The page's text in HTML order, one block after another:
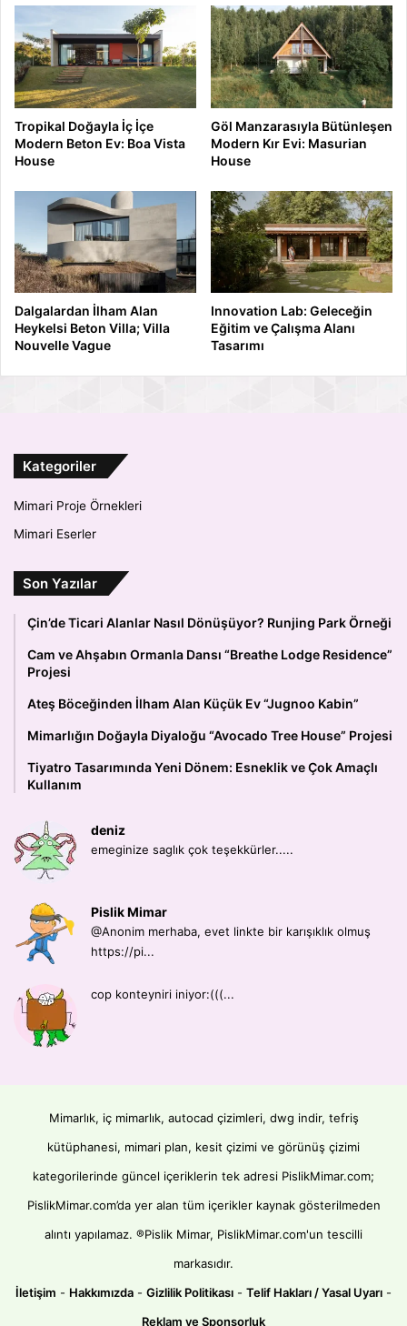
Tropikal Doğayla İç İçe
Modern Beton Ev: Boa Vista
House
Göl Manzarasıyla Bütünleşen
Modern Kır Evi: Masurian
House
Dalgalardan İlham Alan
Heykelsi Beton Villa; Villa
Nouvelle Vague
Innovation Lab: Geleceğin
Eğitim ve Çalışma Alanı
Tasarımı
Kategoriler
Mimari Proje Örnekleri
Mimari Eserler
Son Yazılar
Çin’de Ticari Alanlar Nasıl Dönüşüyor? Runjing Park Örneği
Cam ve Ahşabın Ormanla Dansı “Breathe Lodge Residence”
Projesi
Ateş Böceğinden İlham Alan Küçük Ev “Jugnoo Kabin”
Mimarlığın Doğayla Diyaloğu “Avocado Tree House” Projesi
Tiyatro Tasarımında Yeni Dönem: Esneklik ve Çok Amaçlı
Kullanım
deniz
emeginize saglık çok teşekkürler.....
Pislik Mimar
@Anonim merhaba, evet linkte bir karışıklık olmuş
https://pi...
cop konteyniri iniyor:(((...
Mimarlık, iç mimarlık, autocad çizimleri, dwg indir, tefriş
kütüphanesi, mimari plan, kesit çizimi ve görünüş çizimi
kategorilerinde güncel içeriklerin tek adresi PislikMimar.com;
PislikMimar.com’da yer alan tüm içerikler kaynak gösterilmeden
alıntı yapılamaz. ®Pislik Mimar, PislikMimar.com'un tescilli
markasıdır.
İletişim - Hakkımızda - Gizlilik Politikası - Telif Hakları / Yasal Uyarı -
Reklam ve Sponsorluk